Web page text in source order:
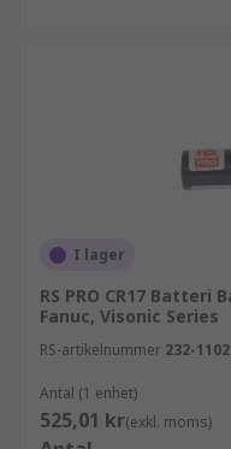
I lager
RS PRO CR17
Fanuc, Visonic Series
RS-artikelnummer 232-1102
Antal (1 enhet)
525,01 kr(exkl. moms)